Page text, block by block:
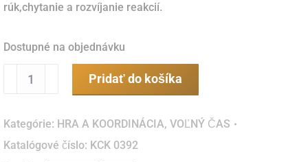
rúk,chytanie a rozvíjanie reakcií.
Dostupné na objednávku
množstvo
Pyramid
-
nepravidelne
Pridať do košíka
Kategórie: HRA A KOORDINÁCIA, VOĽNÝ ČAS
Katalógové číslo: KCK 0392